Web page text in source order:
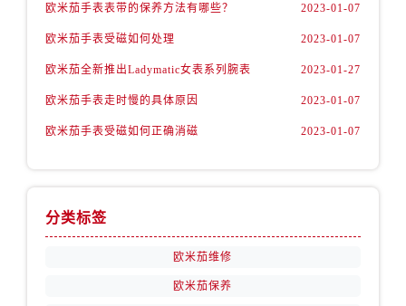
福建省宁德市蕉城区天湖东路欧米茄售后服务中心（需提前预约）
欧米茄手表表带的保养方法有哪些？ 2023-01-07
欧米茄手表受磁如何处理 2023-01-07
欧米茄全新推出Ladymatic女表系列腕表 2023-01-27
欧米茄手表走时慢的具体原因 2023-01-07
欧米茄手表受磁如何正确消磁 2023-01-07
分类标签
欧米茄维修
欧米茄保养